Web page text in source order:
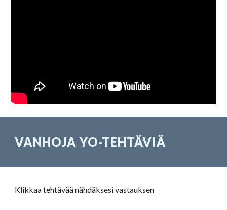
VANHOJA YO-TEHTÄVIÄ
Klikkaa tehtävää nähdäksesi vastauksen